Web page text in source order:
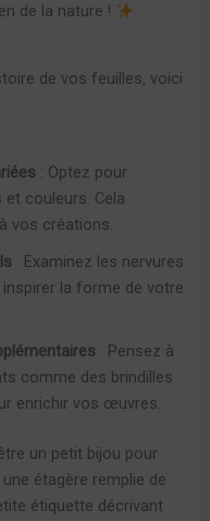
de la nature !
de vos feuilles, voici
: Optez pour
couleurs. Cela
vos créations.
: Examinez les nervures
la forme de votre
: Pensez à
comme des brindilles
enrichir vos œuvres.
un petit bijou pour
étagère remplie de
étiquette décrivant